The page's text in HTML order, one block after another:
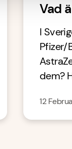
Vad
I
Pfizer/
dem?
12